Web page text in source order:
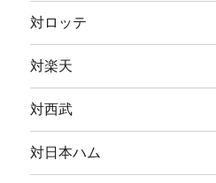
対ロッテ
対楽天
対西武
対日本ハム